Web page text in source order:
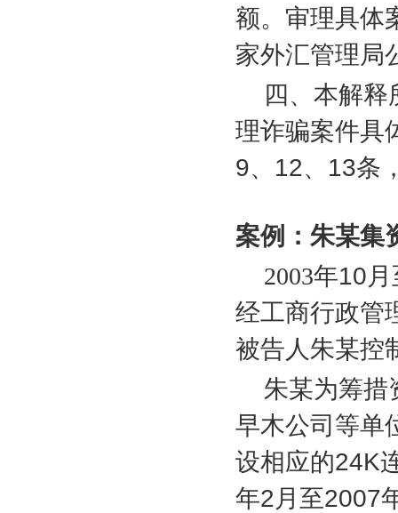
额。审理具体
家外汇管理局
四、本解释
理诈骗案件具
9、 12、 13条
案例：朱某集
2003年10
经工商行政管
被告人朱某控
朱某为筹措
早木公司等单
设相应的24K
年2月至2007